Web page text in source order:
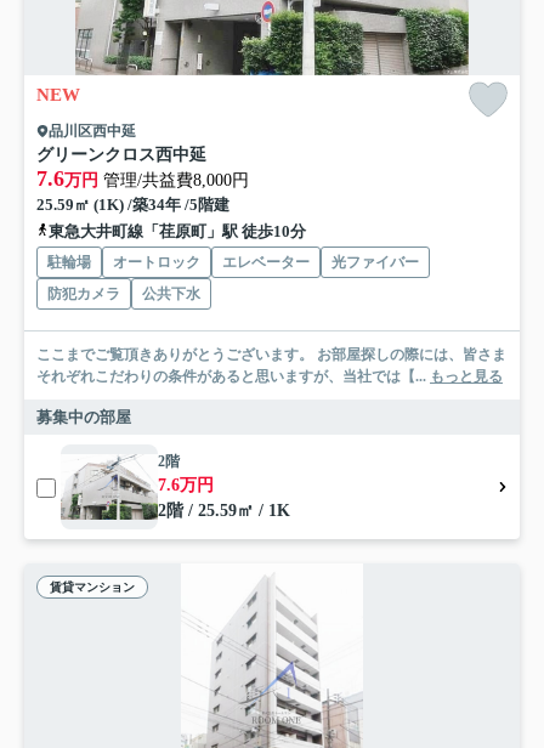
NEW
品川区西中延
グリーンクロス西中延
7.6万円 管理/共益費8,000円
25.59㎡ (1K) /築34年 /5階建
東急大井町線「荏原町」駅 徒歩10分
駐輪場 オートロック エレベーター
光ファイバー
防犯カメラ
公共下水
ここまでご覧頂きありがとうございます。 お部屋探しの際には、皆さま
それぞれこだわりの条件があると思いますが、当社では【... もっと見る
募集中の部屋
2階
7.6万円
2階 / 25.59㎡ / 1K
賃貸マンション